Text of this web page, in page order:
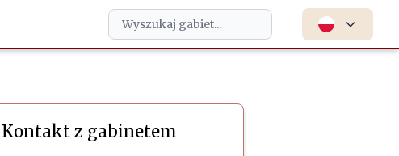
Kontakt z gabinetem